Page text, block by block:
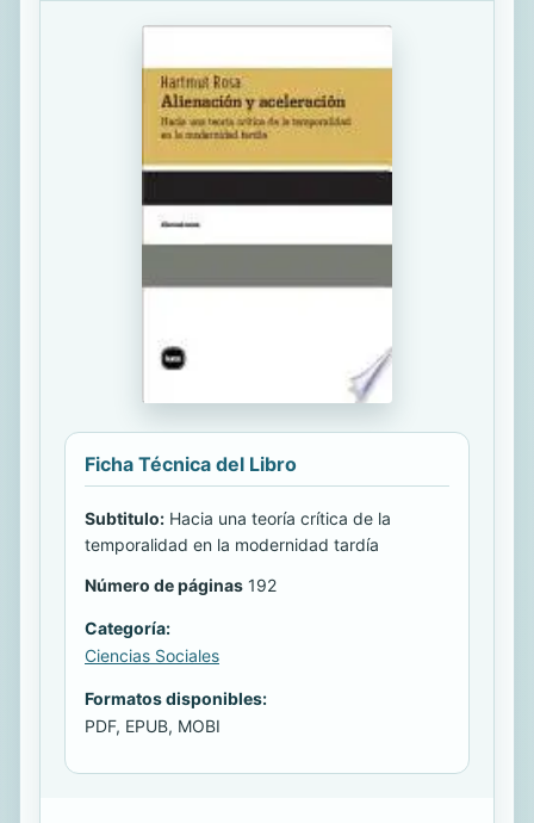
Ficha Técnica del Libro
Subtitulo: Hacia una teoría crítica de la
temporalidad en la modernidad tardía
Número de páginas 192
Categoría:
Ciencias Sociales
Formatos disponibles:
PDF, EPUB, MOBI